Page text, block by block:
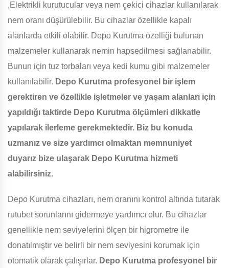
,Elektrikli kurutucular veya nem çekici cihazlar kullanılarak
nem oranı düşürülebilir. Bu cihazlar özellikle kapalı
alanlarda etkili olabilir. Depo Kurutma özelliği bulunan
malzemeler kullanarak nemin hapsedilmesi sağlanabilir.
Bunun için tuz torbaları veya kedi kumu gibi malzemeler
kullanılabilir. Depo Kurutma profesyonel bir işlem
gerektiren ve özellikle işletmeler ve yaşam alanları için
yapıldığı taktirde Depo Kurutma ölçümleri dikkatle
yapılarak ilerleme gerekmektedir. Biz bu konuda
uzmanız ve size yardımcı olmaktan memnuniyet
duyarız bize ulaşarak Depo Kurutma hizmeti
alabilirsiniz.
Depo Kurutma cihazları, nem oranını kontrol altında tutarak
rutubet sorunlarını gidermeye yardımcı olur. Bu cihazlar
genellikle nem seviyelerini ölçen bir higrometre ile
donatılmıştır ve belirli bir nem seviyesini korumak için
otomatik olarak çalışırlar. Depo Kurutma profesyonel bir